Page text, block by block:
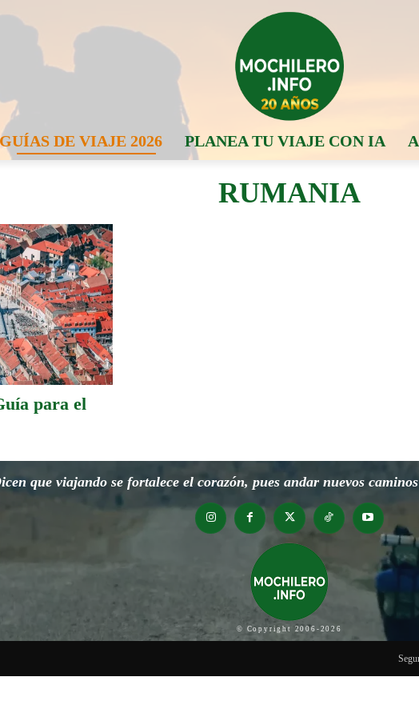
GUÍAS DE VIAJE 2026 PLANEA TU VIAJE CON IA
RUMANIA
para el
que viajando se fortalece el corazón, pues andar nuevos
© Copyright 2006-2026